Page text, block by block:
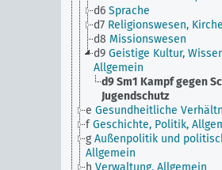
d6 Sprache
d7 Religionswesen,
d8 Missionswesen
d9 Geistige Kultur,
Allgemein
d9 Sm1 Kampf gegen
Jugendschutz
e Gesundheitliche
f Geschichte, Politik,
g Außenpolitik und
Allgemein
h Verwaltung, Allgemein